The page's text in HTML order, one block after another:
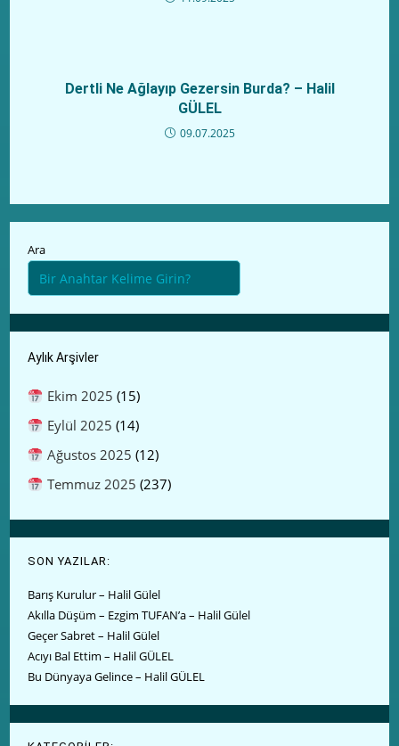
Dertli Ne Ağlayıp Gezersin Burda? – Halil
GÜLEL
09.07.2025
Ara
Aylık Arşivler
Ekim 2025 (15)
Eylül 2025 (14)
Ağustos 2025 (12)
Temmuz 2025 (237)
SON YAZILAR:
Barış Kurulur – Halil Gülel
Akılla Düşüm – Ezgim TUFAN’a – Halil Gülel
Geçer Sabret – Halil Gülel
Acıyı Bal Ettim – Halil GÜLEL
Bu Dünyaya Gelince – Halil GÜLEL